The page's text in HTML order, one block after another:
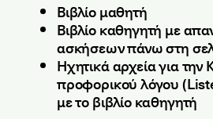
Βιβλίο μαθητή
Βιβλίο καθηγητή με
ασκήσεων πάνω στη
Ηχητικά αρχεία για την
προφορικού λόγου
με το βιβλίο καθηγητή